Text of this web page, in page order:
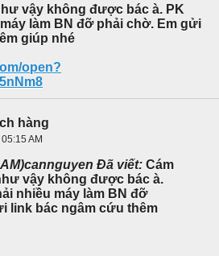
vậy không được bác à. PK
làm BN đỡ phải chờ. Em gửi
giúp nhé
open?
hàng
AM
cannguyen Đã viết: Cám
vậy không được bác à.
nhiều máy làm BN đỡ
link bác ngâm cứu thêm